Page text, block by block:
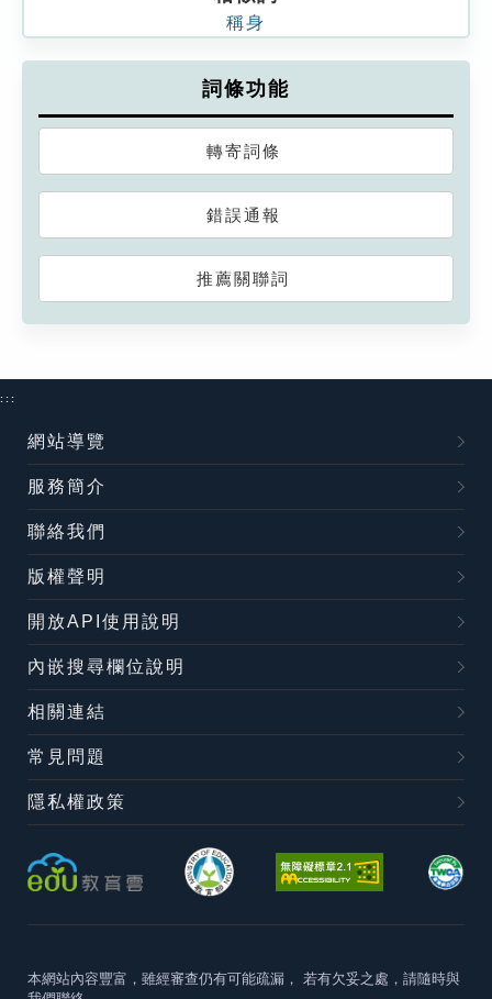
稱身
詞條功能
轉寄詞條
錯誤通報
推薦關聯詞
:::
網站導覽
服務簡介
聯絡我們
版權聲明
開放API使用說明
內嵌搜尋欄位說明
相關連結
常見問題
隱私權政策
本網站內容豐富，雖經審查仍有可能疏漏， 若有欠妥之處，請隨時與